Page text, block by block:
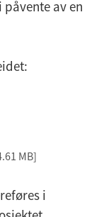
av en
MB]
i